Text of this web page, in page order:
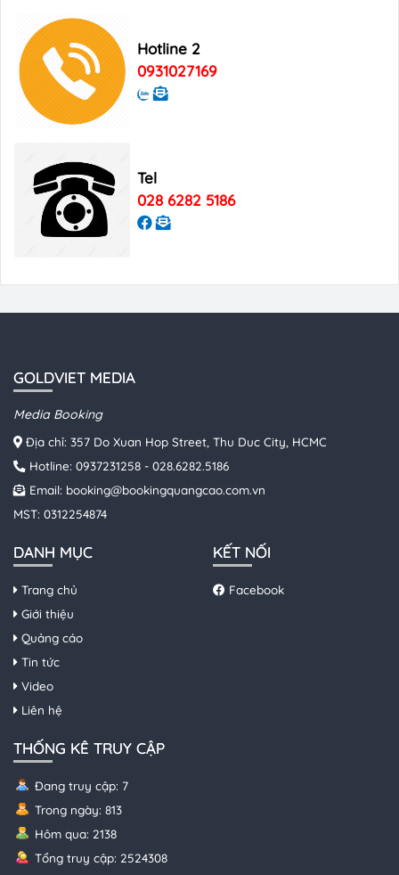
Hotline 2
0931027169
Tel
028 6282 5186
GOLDVIET MEDIA
Media Booking
Địa chỉ: 357 Do Xuan Hop Street, Thu Duc City, HCMC
Hotline: 0937231258 - 028.6282.5186
Email: booking@bookingquangcao.com.vn
MST: 0312254874
DANH MỤC
Trang chủ
Giới thiệu
Quảng cáo
Tin tức
Video
Liên hệ
KẾT NỐI
Facebook
THỐNG KÊ TRUY CẬP
Đang truy cập: 7
Trong ngày: 813
Hôm qua: 2138
Tổng truy cập: 2524308